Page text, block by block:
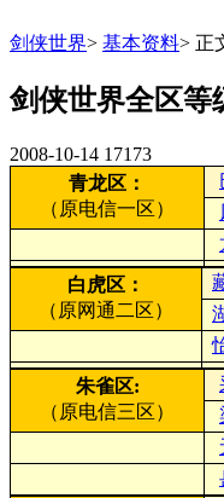
剑侠世界> 基本资料> 正
剑侠世界全区等
2008-10-14 17173
青龙区：
（原电信一区）
白虎区：
（原网通二区）
朱雀区:
（原电信三区）